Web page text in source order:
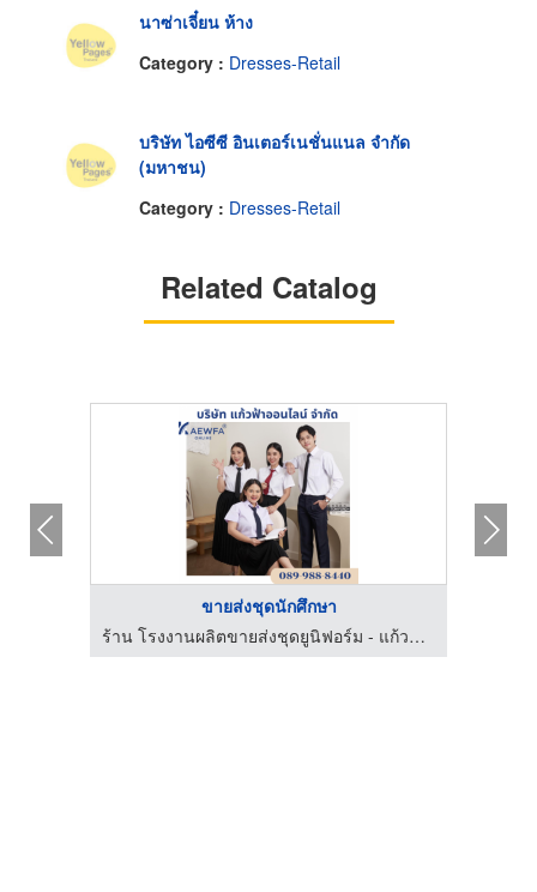
นาซ่าเจี๋ยน ห้าง
Category : Dresses-Retail
บริษัท ไอซีซี อินเตอร์เนชั่นแนล จำกัด
(มหาชน)
Category : Dresses-Retail
Related Catalog
ขายส่งชุดนักศึกษา
ร้าน โรงงานผลิตขายส่งชุดยูนิฟอร์ม - แก้วฟ้าออนไลน์ โบ๊เบ๊